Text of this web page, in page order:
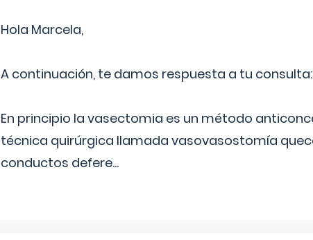
Hola Marcela,
A continuación, te damos respuesta a tu consulta:
En principio la vasectomia es un método
técnica quirúrgica llamada vasovasostomía
conductos defere...